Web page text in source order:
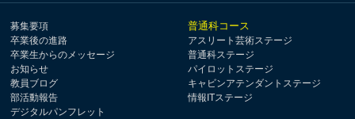
募集要項
卒業後の進路
卒業生からのメッセージ
お知らせ
教員ブログ
部活動報告
デジタルパンフレット
普通科コース
アスリート芸術ステージ
普通科ステージ
パイロットステージ
キャビンアテンダントステージ
情報ITステージ